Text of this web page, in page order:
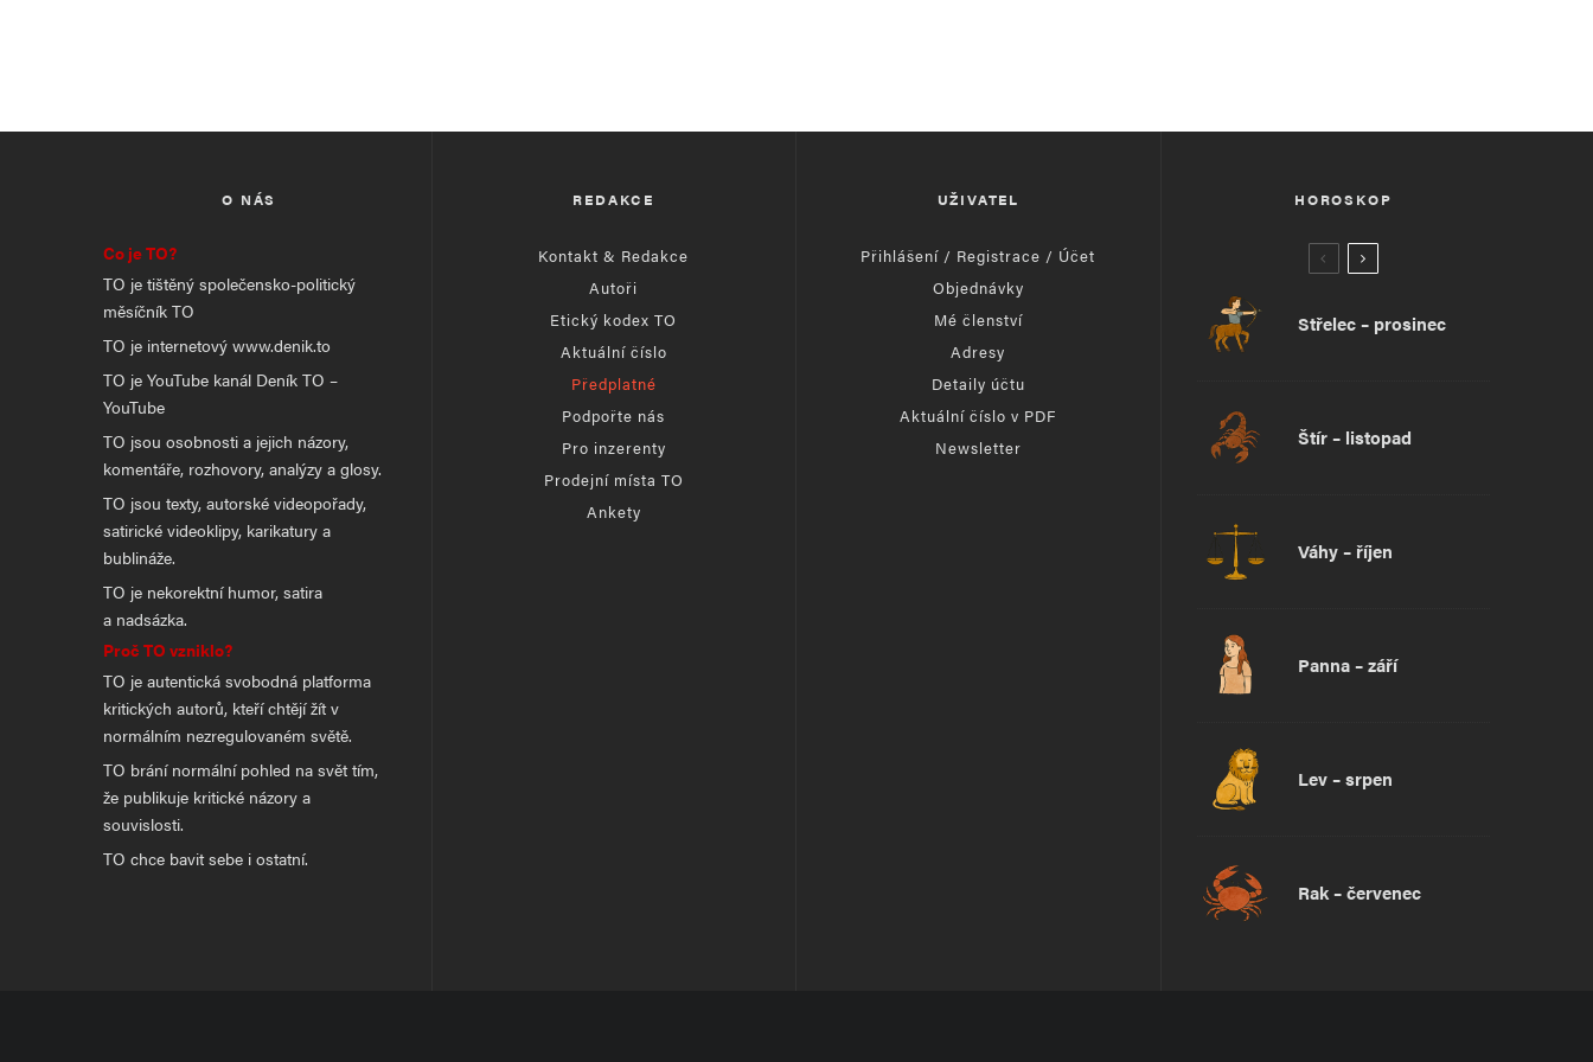
O NÁS
Co je TO?
TO je tištěný společensko-politický
měsíčník TO
TO je internetový www.denik.to
TO je YouTube kanál Deník TO –
YouTube
TO jsou osobnosti a jejich názory,
komentáře, rozhovory, analýzy a glosy.
TO jsou texty, autorské videopořady,
satirické videoklipy, karikatury a
bublináže.
TO je nekorektní humor, satira
a nadsázka.
Proč TO vzniklo?
TO je autentická svobodná platforma
kritických autorů, kteří chtějí žít v
normálním nezregulovaném světě.
TO brání normální pohled na svět tím,
že publikuje kritické názory a
souvislosti.
TO chce bavit sebe i ostatní.
REDAKCE
Kontakt & Redakce
Autoři
Etický kodex TO
Aktuální číslo
Předplatné
Podpořte nás
Pro inzerenty
Prodejní místa TO
Ankety
UŽIVATEL
Přihlášení / Registrace / Účet
Objednávky
Mé členství
Adresy
Detaily účtu
Aktuální číslo v PDF
Newsletter
HOROSKOP
Střelec – prosinec
Štír – listopad
Váhy – říjen
Panna – září
Lev – srpen
Rak – červenec